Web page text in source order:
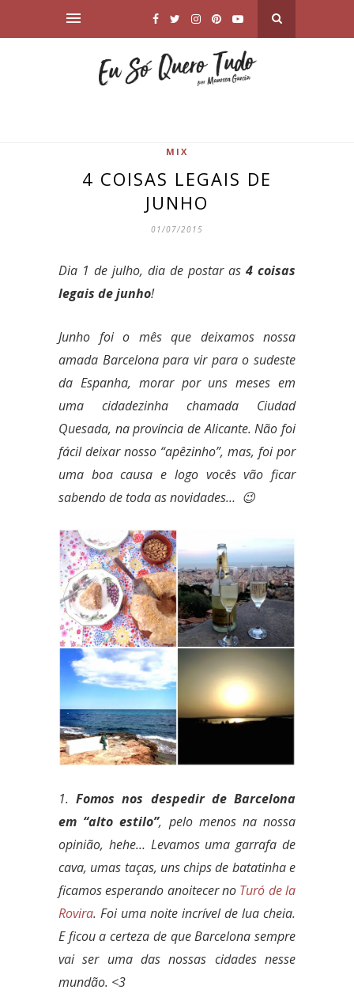
MIX
4 COISAS LEGAIS DE
JUNHO
01/07/2015
Dia 1 de julho, dia de postar as 4 coisas
legais de junho!
Junho foi o mês que deixamos nossa
amada Barcelona para vir para o sudeste
da Espanha, morar por uns meses em
uma cidadezinha chamada Ciudad
Quesada, na província de Alicante. Não foi
fácil deixar nosso “apêzinho”, mas, foi por
uma boa causa e logo vocês vão ficar
sabendo de toda as novidades… 😉
1.Fomos nos despedir de Barcelona
em “alto estilo”, pelo menos na nossa
opinião, hehe… Levamos uma garrafa de
cava, umas taças, uns chips de batatinha e
ficamos esperando anoitecer no Turó de la
Rovira. Foi uma noite incrível de lua cheia.
E ficou a certeza de que Barcelona sempre
vai ser uma das nossas cidades nesse
mundão. <3